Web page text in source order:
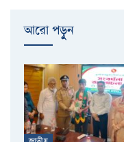
আরো পড়ুুন